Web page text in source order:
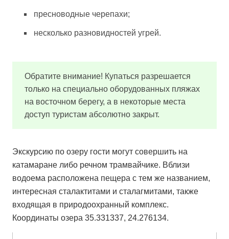
пресноводные черепахи;
несколько разновидностей угрей.
Обратите внимание! Купаться разрешается
только на специально оборудованных пляжах
на восточном берегу, а в некоторые места
доступ туристам абсолютно закрыт.
Экскурсию по озеру гости могут совершить на
катамаране либо речном трамвайчике. Вблизи
водоема расположена пещера с тем же названием,
интересная сталактитами и сталагмитами, также
входящая в природоохранный комплекс.
Координаты озера 35.331337, 24.276134.